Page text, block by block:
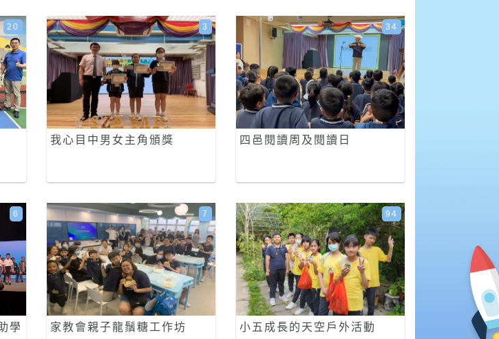
20
我心目中男女主角頒獎
3
四邑閱讀周及閱讀日
34
學
6
家教會親子龍鬚糖工作坊
7
小五成長的天空戶外活動
94